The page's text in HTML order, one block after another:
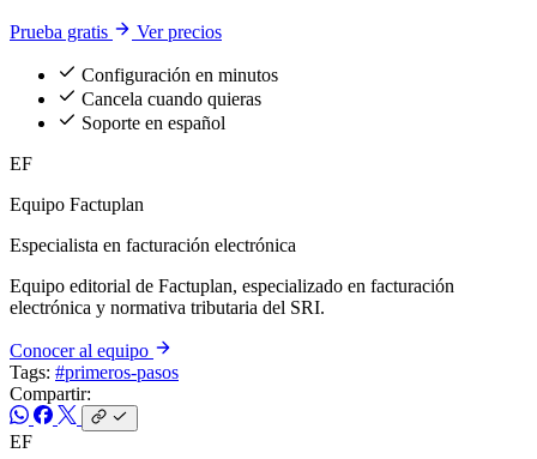
Prueba gratis Ver precios
Configuración en minutos
Cancela cuando quieras
Soporte en español
EF
Equipo Factuplan
Especialista en facturación electrónica
Equipo editorial de Factuplan, especializado en facturación
electrónica y normativa tributaria del SRI.
Conocer al equipo
Tags: #primeros-pasos
Compartir:
EF